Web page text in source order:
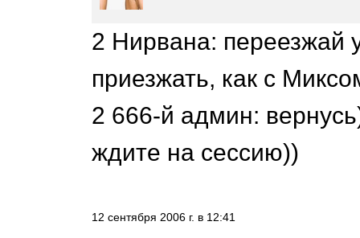
2 Нирвана: переезжай
приезжать, как с
2 666-й админ:
ждите на сессию))
12 сентября 2006 г. в 12:41